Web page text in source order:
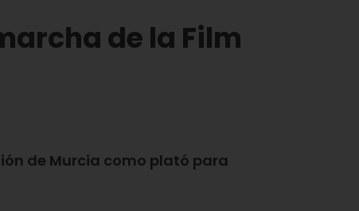
de la Film
de Murcia como plató para